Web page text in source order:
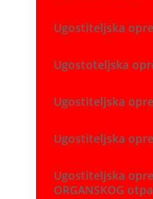
Ugostiteljska
Ugostoteljska
Ugostiteljska
Ugostiteljska
Ugostiteljska
ORGANSKOG